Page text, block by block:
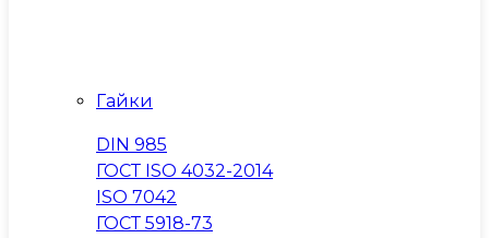
Гайки
DIN 985
ГОСТ ISO 4032-2014
ISO 7042
ГОСТ 5918-73